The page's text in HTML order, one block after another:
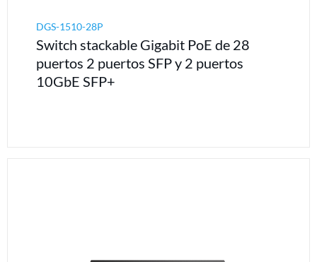
DGS-1510-28P
Switch stackable Gigabit PoE de 28
puertos 2 puertos SFP y 2 puertos
10GbE SFP+